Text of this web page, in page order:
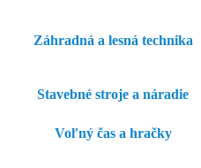
Záhradná a lesná technika
Stavebné stroje a náradie
Voľný čas a hračky